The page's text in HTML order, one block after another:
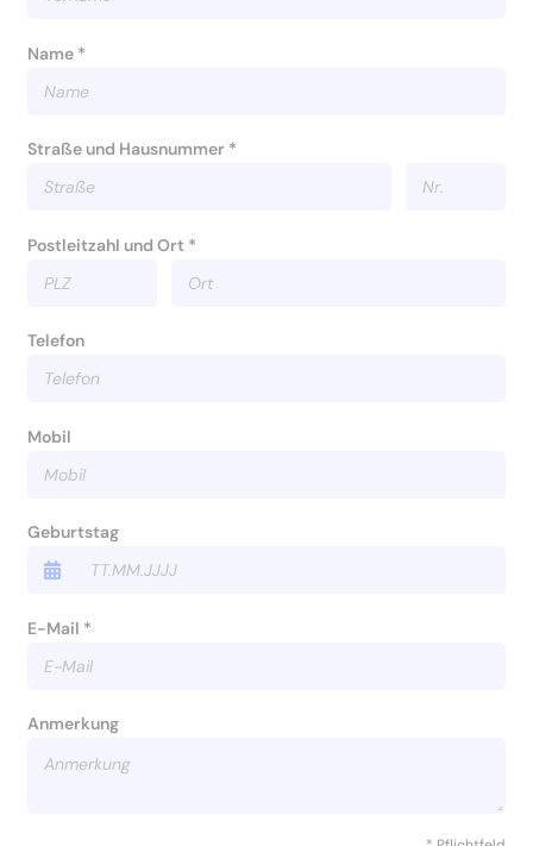
Name *
Straße und Hausnummer *
Postleitzahl und Ort *
Telefon
Mobil
Geburtstag
E-Mail *
Anmerkung